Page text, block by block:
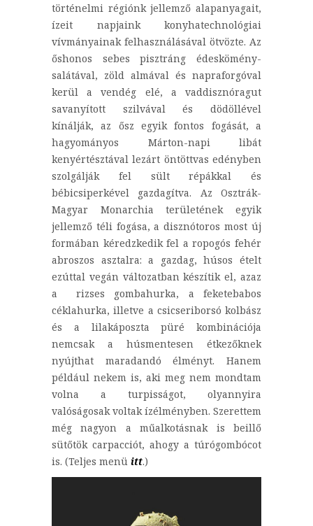
történelmi régiónk jellemző alapanyagait,
ízeit napjaink konyhatechnológiai
vívmányainak felhasználásával ötvözte. Az
őshonos sebes pisztráng édeskömény-
salátával, zöld almával és napraforgóval
kerül a vendég elé, a vaddisznóragut
savanyított szilvával és dödöllével
kínálják, az ősz egyik fontos fogását, a
hagyományos Márton-napi libát
kenyértésztával lezárt öntöttvas edényben
szolgálják fel sült répákkal és
bébicsiperkével gazdagítva. Az Osztrák-
Magyar Monarchia területének egyik
jellemző téli fogása, a disznótoros most új
formában kéredzkedik fel a ropogós fehér
abroszos asztalra: a gazdag, húsos ételt
ezúttal vegán változatban készítik el, azaz
a rizses gombahurka, a feketebabos
céklahurka, illetve a csicseriborsó kolbász
és a lilakáposzta püré kombinációja
nemcsak a húsmentesen étkezőknek
nyújthat maradandó élményt. Hanem
például nekem is, aki meg nem mondtam
volna a turpisságot, olyannyira
valóságosak voltak ízélményben. Szerettem
még nagyon a műalkotásnak is beillő
sütőtök carpacciót, ahogy a túrógombócot
is. (Teljes menü itt.)